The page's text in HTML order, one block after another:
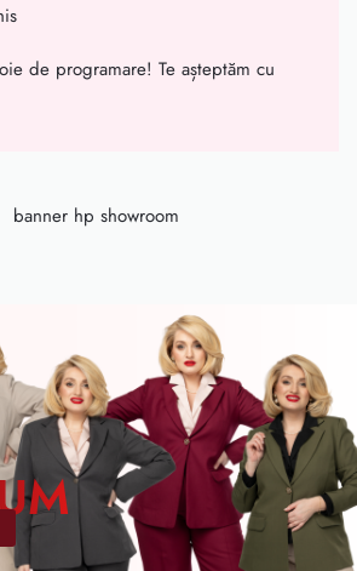
de programare! Te așteptăm cu